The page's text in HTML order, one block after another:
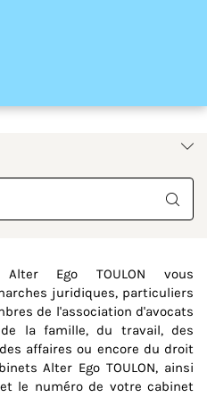
Ego TOULON vous
juridiques, particuliers
de l'association d'avocats
la famille, du travail, des
affaires ou encore du droit
Alter Ego TOULON, ainsi
le numéro de votre cabinet